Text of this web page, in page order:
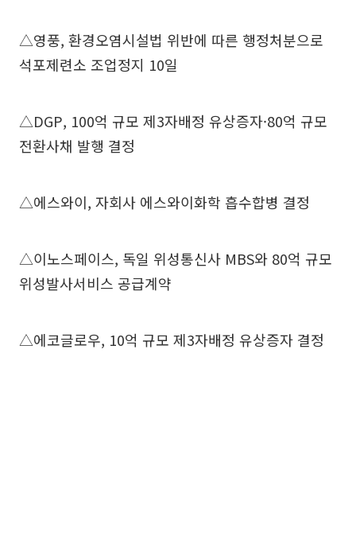
△영풍, 환경오염시설법 위반에 따른 행정처분으로
석포제련소 조업정지 10일
△DGP, 100억 규모 제3자배정 유상증자·80억 규모
전환사채 발행 결정
△에스와이, 자회사 에스와이화학 흡수합병 결정
△이노스페이스, 독일 위성통신사 MBS와 80억 규모
위성발사서비스 공급계약
△에코글로우, 10억 규모 제3자배정 유상증자 결정